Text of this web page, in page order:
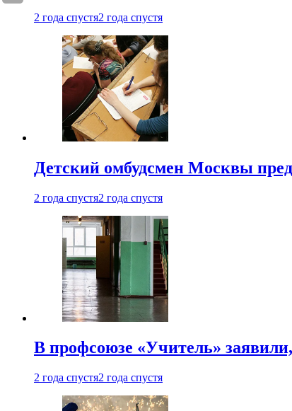
2 года спустя2 года спустя
Детский омбудсмен Москвы
2 года спустя2 года спустя
В профсоюзе «Учитель»
2 года спустя2 года спустя